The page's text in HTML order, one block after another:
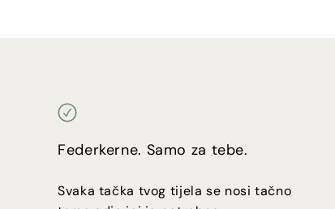
Federkerne. Samo za tebe.
Svaka tačka tvog tijela se nosi tačno